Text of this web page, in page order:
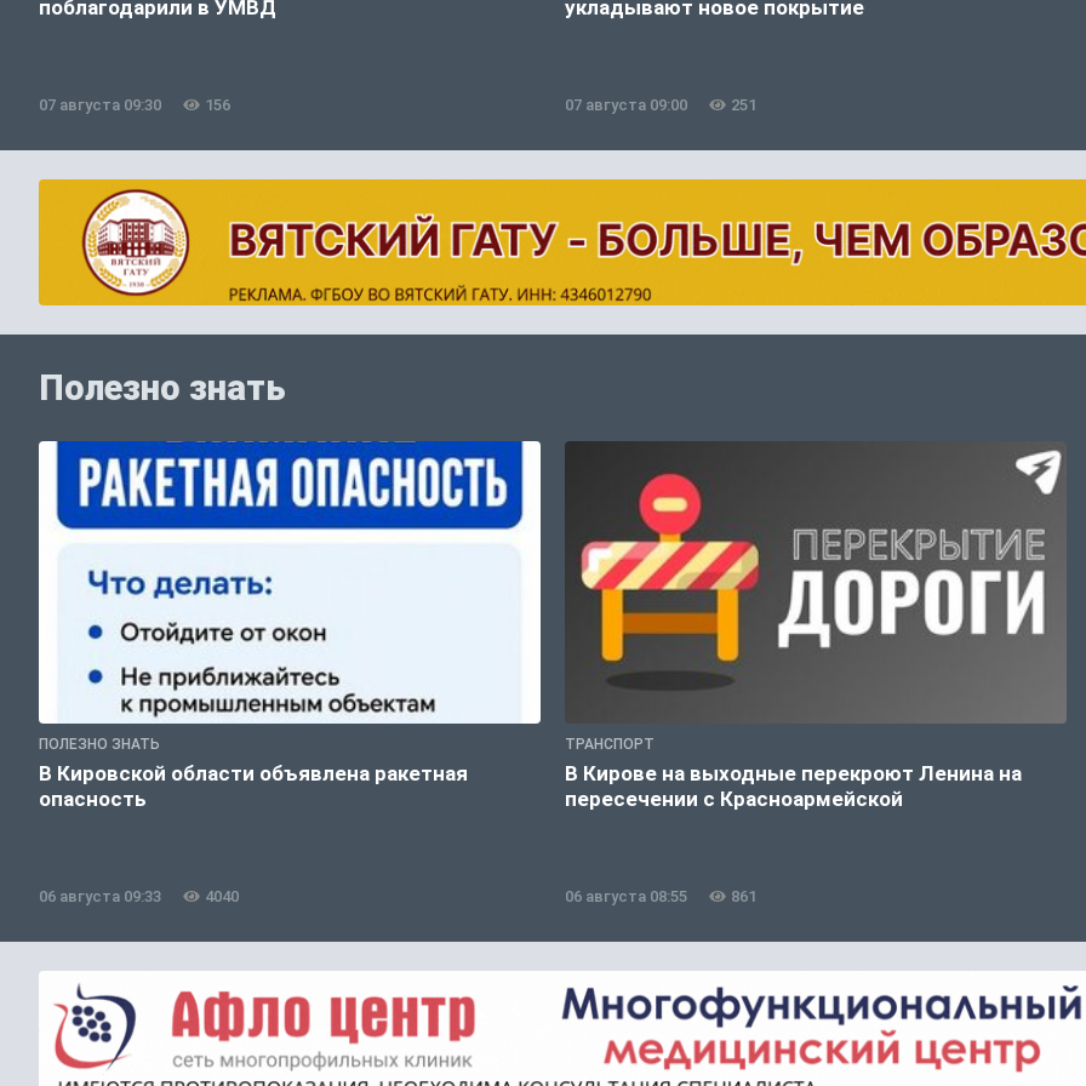
поблагодарили в УМВД
07 августа 09:30 156
укладывают новое покрытие
07 августа 09:00 251
Полезно знать
ПОЛЕЗНО ЗНАТЬ
В Кировской области объявлена ракетная
опасность
06 августа 09:33 4040
ТРАНСПОРТ
В Кирове на выходные перекроют Ленина на
пересечении с Красноармейской
06 августа 08:55 861